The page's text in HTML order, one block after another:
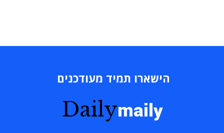
הישארו תמיד מעודכנים
Dailymaily